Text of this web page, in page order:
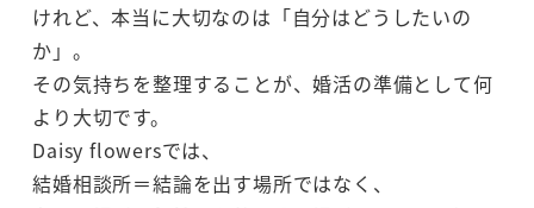
けれど、本当に大切なのは「自分はどうしたいの
か」。
その気持ちを整理することが、婚活の準備として何
より大切です。
Daisy flowersでは、
結婚相談所＝結論を出す場所ではなく、